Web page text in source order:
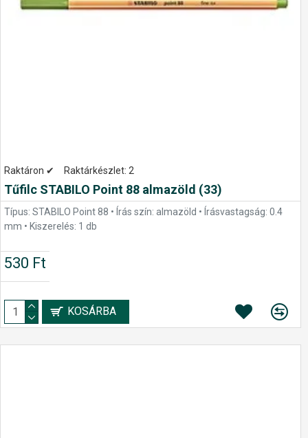
Raktáron ✔ Raktárkészlet: 2
Tűfilc STABILO Point 88 almazöld (33)
Típus: STABILO Point 88 • Írás szín: almazöld • Írásvastagság: 0.4
mm • Kiszerelés: 1 db
530 Ft
KOSÁRBA